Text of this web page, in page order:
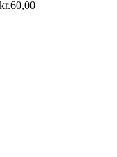
kr.60,00